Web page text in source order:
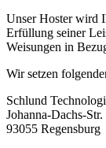
Unser Hoster wird
Erfüllung seiner
Weisungen in
Wir setzen
Schlund
Johanna-Dachs-Str.
93055 Regensburg